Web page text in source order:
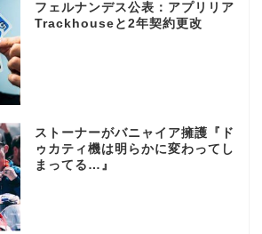
フェルナンデス公表：アプリリア
Trackhouseと2年契約更改
ストーナーがバニャイア擁護『ド
ゥカティ機は明らかに変わってし
まってる…』